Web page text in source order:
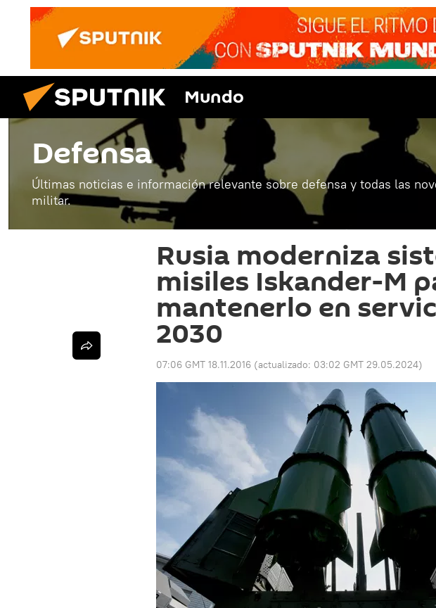
Mundo
Defensa
Últimas noticias e información relevante sobre defensa y todas las
militar.
Rusia moderniza
misiles Iskander-M
mantenerlo en
2030
07:06 GMT 18.11.2016 (actualizado: 03:02 GMT 29.05.2024)